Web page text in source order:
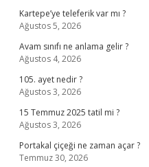
Kartepe’ye teleferik var mı ?
Ağustos 5, 2026
Avam sınıfı ne anlama gelir ?
Ağustos 4, 2026
105. ayet nedir ?
Ağustos 3, 2026
15 Temmuz 2025 tatil mi ?
Ağustos 3, 2026
Portakal çiçeği ne zaman açar ?
Temmuz 30, 2026